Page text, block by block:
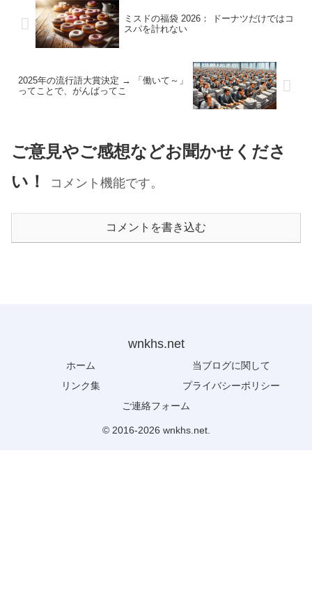
ミスドの福袋 2026： ドーナツだけではコ
スパを計れない
2025年の流行語大賞決定 → 「働いて～」
ってことで、がんばってこ
ご意見やご感想などお聞かせくださ
い！
コメント機能です。
コメントを書き込む
wnkhs.net
ホーム
当ブログに関して
リンク集
プライバシーポリシー
ご連絡フォーム
© 2016-2026 wnkhs.net.